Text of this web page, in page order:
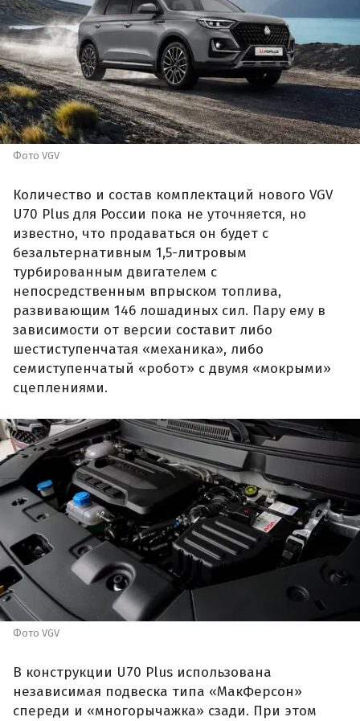
Фото VGV
Количество и состав комплектаций нового VGV
U70 Plus для России пока не уточняется, но
известно, что продаваться он будет с
безальтернативным 1,5-литровым
турбированным двигателем с
непосредственным впрыском топлива,
развивающим 146 лошадиных сил. Пару ему в
зависимости от версии составит либо
шестиступенчатая «механика», либо
семиступенчатый «робот» с двумя «мокрыми»
сцеплениями.
Фото VGV
В конструкции U70 Plus использована
независимая подвеска типа «МакФерсон»
спереди и «многорычажка» сзади. При этом